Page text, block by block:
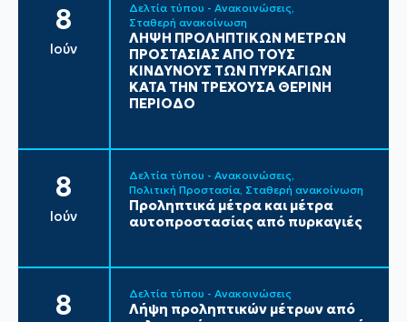
8
Ιούν
Δελτία τύπου - Ανακοινώσεις
Σταθερή ανακοίνωση
ΛΗΨΗ ΠΡΟΛΗΠΤΙΚΩΝ ΜΕΤΡΩΝ
ΠΡΟΣΤΑΣΙΑΣ ΑΠΟ ΤΟΥΣ
ΚΙΝΔΥΝΟΥΣ ΤΩΝ ΠΥΡΚΑΓΙΩΝ
ΚΑΤΑ ΤΗΝ ΤΡΕΧΟΥΣΑ ΘΕΡΙΝΗ
ΠΕΡΙΟΔΟ
8
Ιούν
Δελτία τύπου - Ανακοινώσεις
Πολιτική Προστασία Σταθερή ανακοίνωση
Προληπτικά μέτρα και μέτρα
αυτοπροστασίας από πυρκαγιές
8 Δελτία τύπου - Ανακοινώσεις
Λήψη προληπτικών μέτρων από